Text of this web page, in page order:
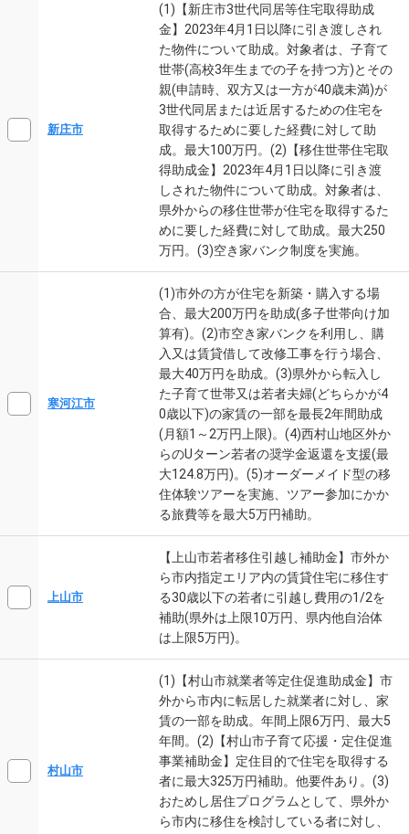
新庄市
(1)【新庄市3世代同居等住宅取得助成
金】2023年4月1日以降に引き渡しされ
た物件について助成。対象者は、子育て
世帯(高校3年生までの子を持つ方)とその
親(申請時、双方又は一方が40歳未満)が
3世代同居または近居するための住宅を
取得するために要した経費に対して助
成。最大100万円。(2)【移住世帯住宅取
得助成金】2023年4月1日以降に引き渡
しされた物件について助成。対象者は、
県外からの移住世帯が住宅を取得するた
めに要した経費に対して助成。最大250
万円。(3)空き家バンク制度を実施。
寒河江市
(1)市外の方が住宅を新築・購入する場
合、最大200万円を助成(多子世帯向け加
算有)。(2)市空き家バンクを利用し、購
入又は賃貸借して改修工事を行う場合、
最大40万円を助成。(3)県外から転入し
た子育て世帯又は若者夫婦(どちらかが4
0歳以下)の家賃の一部を最長2年間助成
(月額1～2万円上限)。(4)西村山地区外か
らのUターン若者の奨学金返還を支援(最
大124.8万円)。(5)オーダーメイド型の移
住体験ツアーを実施、ツアー参加にかか
る旅費等を最大5万円補助。
上山市
【上山市若者移住引越し補助金】市外か
ら市内指定エリア内の賃貸住宅に移住す
る30歳以下の若者に引越し費用の1/2を
補助(県外は上限10万円、県内他自治体
は上限5万円)。
村山市
(1)【村山市就業者等定住促進助成金】市
外から市内に転居した就業者に対し、家
賃の一部を助成。年間上限6万円、最大5
年間。(2)【村山市子育て応援・定住促進
事業補助金】定住目的で住宅を取得する
者に最大325万円補助。他要件あり。(3)
おためし居住プログラムとして、県外か
ら市内に移住を検討している者に対し、